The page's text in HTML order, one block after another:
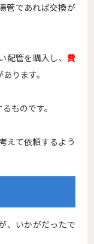
管であれば交換が
配管を購入し、 費
ります。
ものです。
えて依頼するよう
、いかがだったで